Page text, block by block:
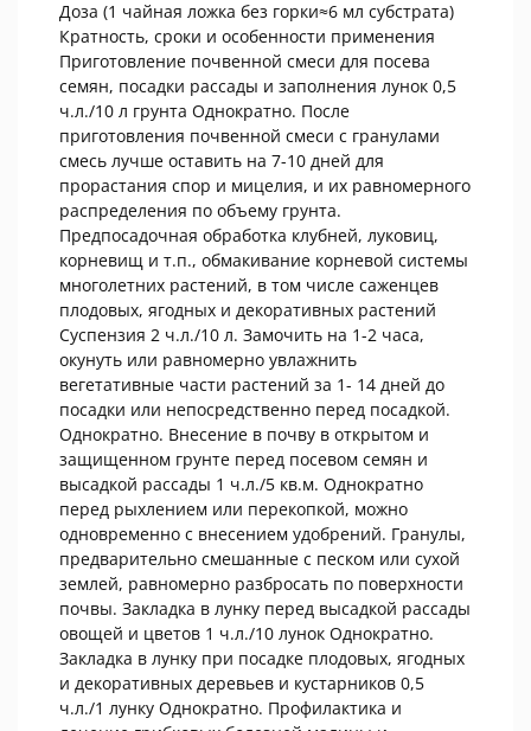
Доза (1 чайная ложка без горки≈6 мл субстрата)
Кратность, сроки и особенности применения
Приготовление почвенной смеси для посева
семян, посадки рассады и заполнения лунок 0,5
ч.л./10 л грунта Однократно. После
приготовления почвенной смеси с гранулами
смесь лучше оставить на 7-10 дней для
прорастания спор и мицелия, и их равномерного
распределения по объему грунта.
Предпосадочная обработка клубней, луковиц,
корневищ и т.п., обмакивание корневой системы
многолетних растений, в том числе саженцев
плодовых, ягодных и декоративных растений
Суспензия 2 ч.л./10 л. Замочить на 1-2 часа,
окунуть или равномерно увлажнить
вегетативные части растений за 1- 14 дней до
посадки или непосредственно перед посадкой.
Однократно. Внесение в почву в открытом и
защищенном грунте перед посевом семян и
высадкой рассады 1 ч.л./5 кв.м. Однократно
перед рыхлением или перекопкой, можно
одновременно с внесением удобрений. Гранулы,
предварительно смешанные с песком или сухой
землей, равномерно разбросать по поверхности
почвы. Закладка в лунку перед высадкой рассады
овощей и цветов 1 ч.л./10 лунок Однократно.
Закладка в лунку при посадке плодовых, ягодных
и декоративных деревьев и кустарников 0,5
ч.л./1 лунку Однократно. Профилактика и